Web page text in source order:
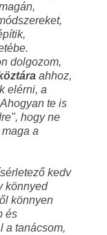
dolgozom,
ahhoz,
elérni, a
te is
hogy ne
a
kedv
könnyed
könnyen
és
a tanácsom,